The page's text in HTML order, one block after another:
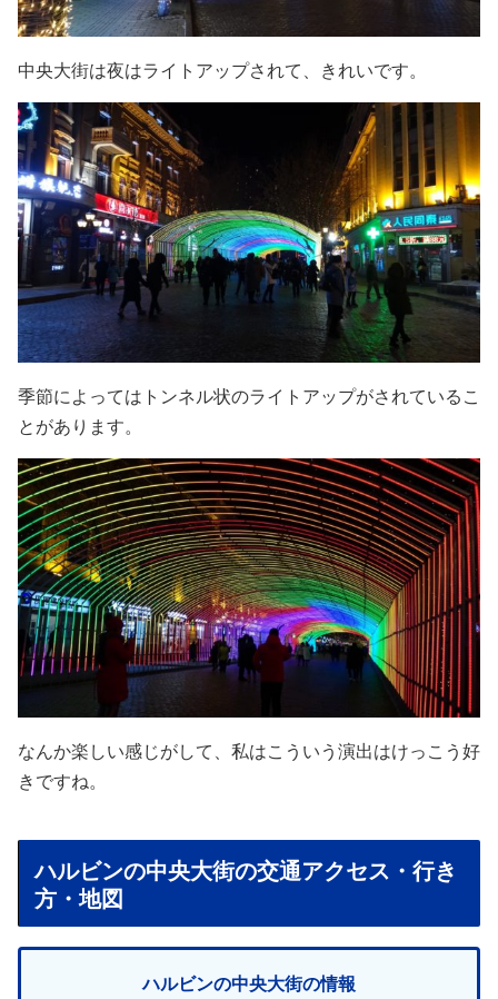
中央大街は夜はライトアップされて、きれいです。
季節によってはトンネル状のライトアップがされているこ
とがあります。
なんか楽しい感じがして、私はこういう演出はけっこう好
きですね。
ハルビンの中央大街の交通アクセス・行き
方・地図
ハルビンの中央大街の情報